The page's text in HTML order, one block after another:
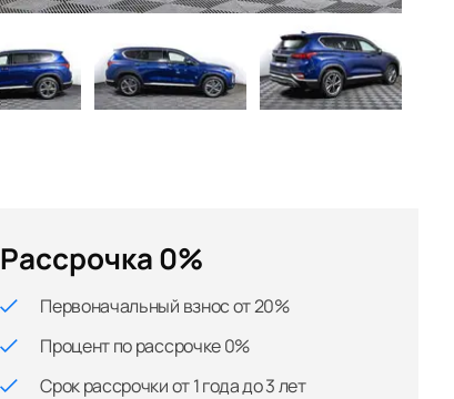
Рассрочка 0%
Первоначальный взнос от 20%
Процент по рассрочке 0%
Срок рассрочки от 1 года до 3 лет